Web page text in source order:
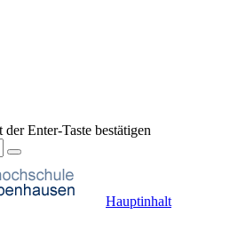
Enter-Taste bestätigen
Hauptinhalt